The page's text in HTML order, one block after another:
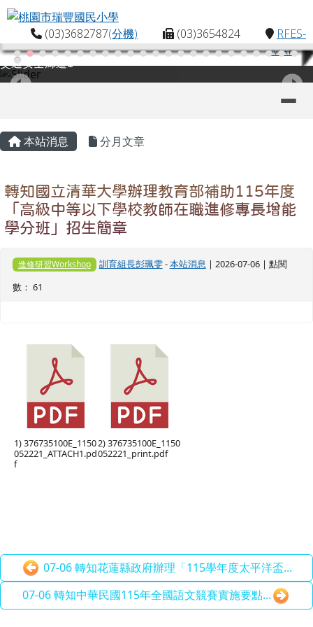
跳至主內容區
桃園市瑞豐國民小學
(03)3682787(分機) (03)3654824
RFES-
MAP
交通安全廊道1
主內容區域
本站消息 分月文章
轉知國立清華大學辦理教育部補助115年度
「高級中等以下學校教師在職進修專長增能
學分班」招生簡章
進修研習Workshop 訓育組長彭珮雯-本站消息 | 2026-07-06 | 點閱
數： 61
1) 376735100E_1150
052221_ATTACH1.pd
f
2) 376735100E_1150
052221_print.pdf
07-06 轉知花蓮縣政府辦理「115學年度太平洋盃...
07-06 轉知中華民國115年全國語文競賽實施要點...
頁尾區域